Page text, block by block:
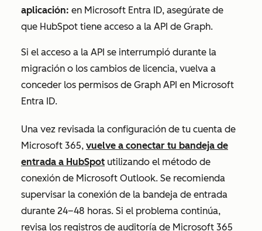
aplicación: en Microsoft Entra ID, asegúrate de
que HubSpot tiene acceso a la API de Graph.
Si el acceso a la API se interrumpió durante la
migración o los cambios de licencia, vuelva a
conceder los permisos de Graph API en Microsoft
Entra ID.
Una vez revisada la configuración de tu cuenta de
Microsoft 365, vuelve a conectar tu bandeja de
entrada a HubSpot utilizando el método de
conexión de Microsoft Outlook. Se recomienda
supervisar la conexión de la bandeja de entrada
durante 24–48 horas. Si el problema continúa,
revisa los registros de auditoría de Microsoft 365